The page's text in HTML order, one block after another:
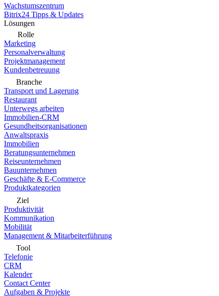
Wachstumszentrum
Bitrix24 Tipps & Updates
Lösungen
Rolle
Marketing
Personalverwaltung
Projektmanagement
Kundenbetreuung
Branche
Transport und Lagerung
Restaurant
Unterwegs arbeiten
Immobilien-CRM
Gesundheitsorganisationen
Anwaltspraxis
Immobilien
Beratungsunternehmen
Reiseunternehmen
Bauunternehmen
Geschäfte & E-Commerce
Produktkategorien
Ziel
Produktivität
Kommunikation
Mobilität
Management & Mitarbeiterführung
Tool
Telefonie
CRM
Kalender
Contact Center
Aufgaben & Projekte